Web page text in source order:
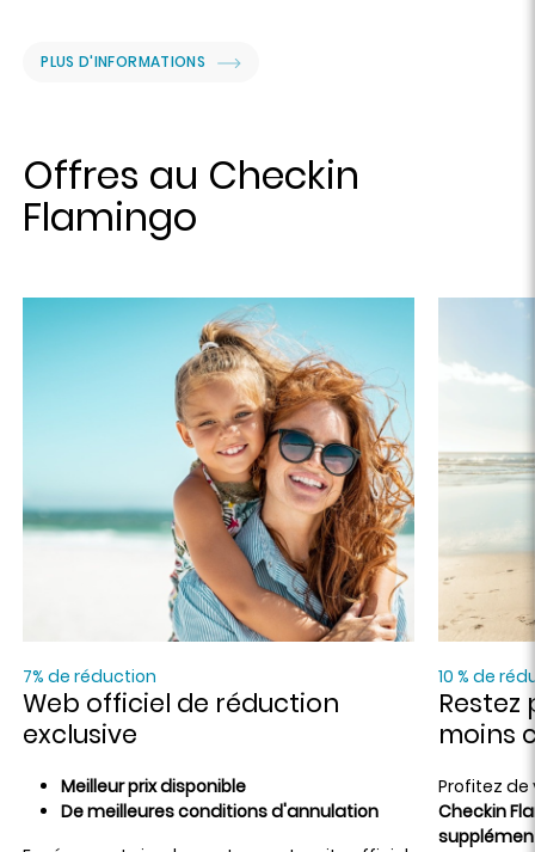
PLUS D'INFORMATIONS
Offres au Checkin
Flamingo
7% de réduction
Web officiel de réduction
exclusive
Meilleur prix disponible
De meilleures conditions d'annulation
10 % de
moins
Profitez de
Checkin